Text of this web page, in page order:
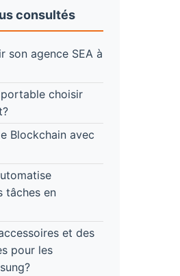
consultés
son agence SEA à
choisir
Blockchain avec
tâches en
et des
pour les